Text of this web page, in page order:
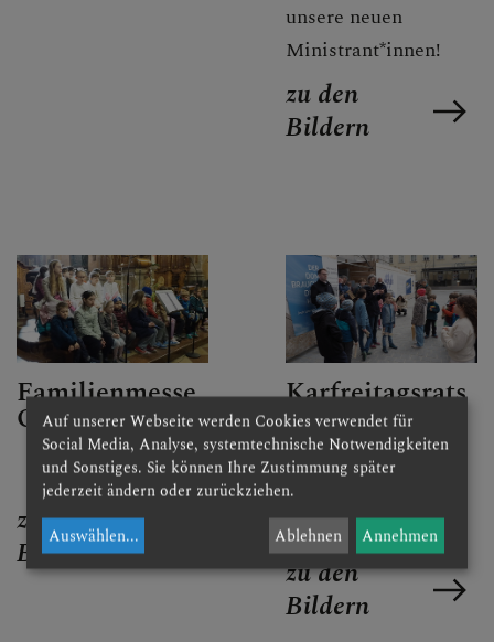
unsere neuen
Ministrant*innen!
zu den
Bildern
Familienmesse
Ostersonntag
zu den
Bildern
Karfreitagsrats
chen und
Familienkreuz
weg
zu den
Bildern
Auf unserer Webseite werden Cookies verwendet für
Social Media, Analyse, systemtechnische Notwendigkeiten
und Sonstiges. Sie können Ihre Zustimmung später
jederzeit ändern oder zurückziehen.
Auswählen... Ablehnen Annehmen